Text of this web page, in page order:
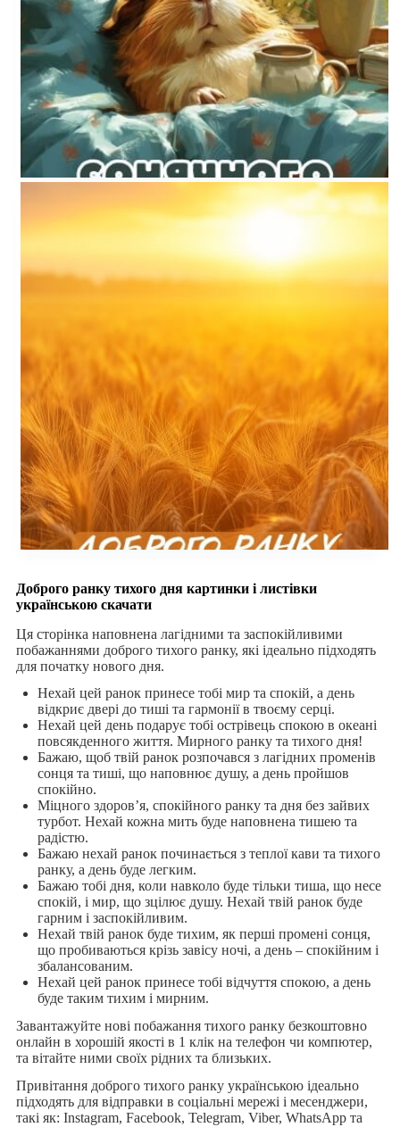
Доброго ранку тихого дня картинки і листівки
українською скачати
Ця сторінка наповнена лагідними та заспокійливими
побажаннями доброго тихого ранку, які ідеально підходять
для початку нового дня.
Нехай цей ранок принесе тобі мир та спокій, а день
відкриє двері до тиші та гармонії в твоєму серці.
Нехай цей день подарує тобі острівець спокою в океані
повсякденного життя. Мирного ранку та тихого дня!
Бажаю, щоб твій ранок розпочався з лагідних променів
сонця та тиші, що наповнює душу, а день пройшов
спокійно.
Міцного здоров’я, спокійного ранку та дня без зайвих
турбот. Нехай кожна мить буде наповнена тишею та
радістю.
Бажаю нехай ранок починається з теплої кави та тихого
ранку, а день буде легким.
Бажаю тобі дня, коли навколо буде тільки тиша, що несе
спокій, і мир, що зцілює душу. Нехай твій ранок буде
гарним і заспокійливим.
Нехай твій ранок буде тихим, як перші промені сонця,
що пробиваються крізь завісу ночі, а день – спокійним і
збалансованим.
Нехай цей ранок принесе тобі відчуття спокою, а день
буде таким тихим і мирним.
Завантажуйте нові побажання тихого ранку безкоштовно
онлайн в хорошій якості в 1 клік на телефон чи компютер,
та вітайте ними своїх рідних та близьких.
Привітання доброго тихого ранку українською ідеально
підходять для відправки в соціальні мережі і месенджери,
такі як: Instagram, Facebook, Telegram, Viber, WhatsApp та